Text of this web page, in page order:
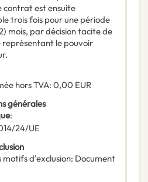
contrat est ensuite
trois fois pour une période
mois, par décision tacite de
représentant le pouvoir
hors TVA: 0,00 EUR
générales
:
24/UE
motifs d'exclusion: Document